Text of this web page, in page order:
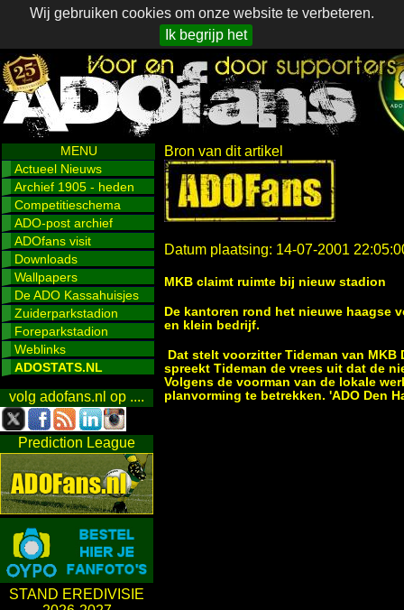
Wij gebruiken cookies om onze website te verbeteren.
Ik begrijp het
MENU
Actueel Nieuws
Archief 1905 - heden
Competitieschema
ADO-post archief
ADOfans visit
Downloads
Wallpapers
De ADO Kassahuisjes
Zuiderparkstadion
Foreparkstadion
Weblinks
ADOSTATS.NL
volg adofans.nl op ....
Prediction League
STAND EREDIVISIE
Bron van dit artikel
Datum plaatsing: 14-07-2001
MKB claimt ruimte bij nieuw stadion
De kantoren rond het nieuwe haagse
en klein bedrijf.
Dat stelt voorzitter Tideman van
spreekt Tideman de vrees uit dat de
Volgens de voorman van de lokale
planvorming te betrekken. 'ADO Den